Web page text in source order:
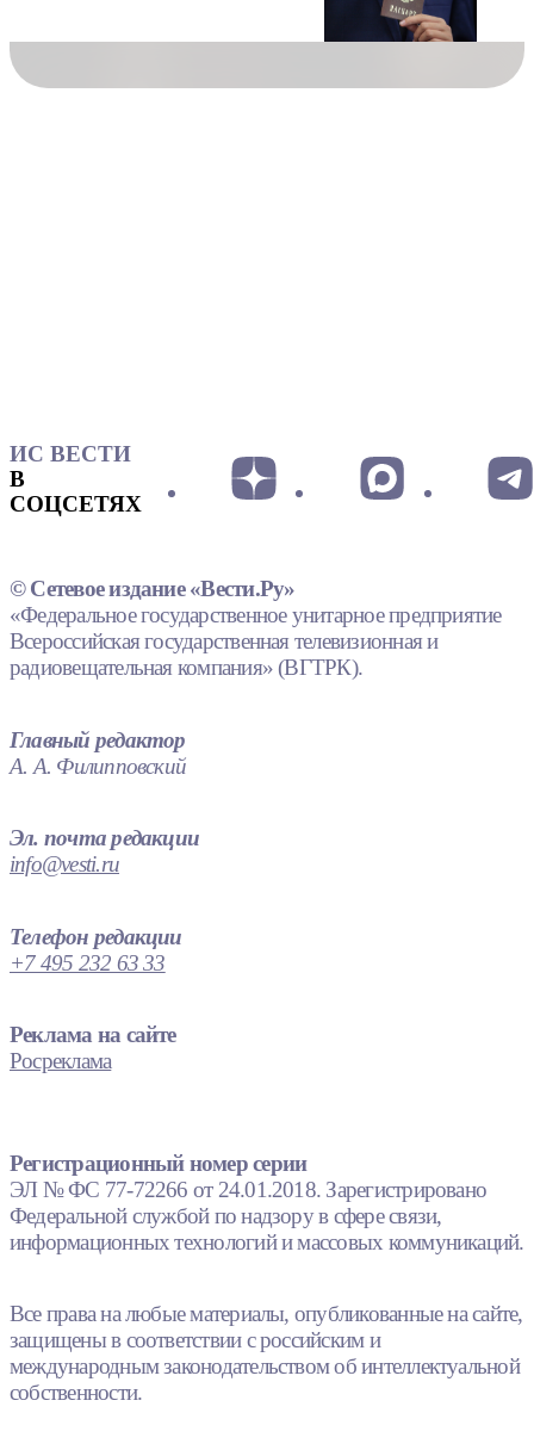
ИС ВЕСТИ
В
СОЦСЕТЯХ
© Сетевое издание «Вести.Ру»
«Федеральное государственное унитарное предприятие
Всероссийская государственная телевизионная и
радиовещательная компания» (ВГТРК).
Главный редактор
А. А. Филипповский
Эл. почта редакции
info@vesti.ru
Телефон редакции
+7 495 232 63 33
Реклама на сайте
Росреклама
Регистрационный номер серии
ЭЛ № ФС 77-72266 от 24.01.2018. Зарегистрировано
Федеральной службой по надзору в сфере связи,
информационных технологий и массовых коммуникаций.
Все права на любые материалы, опубликованные на сайте,
защищены в соответствии с российским и
международным законодательством об интеллектуальной
собственности.